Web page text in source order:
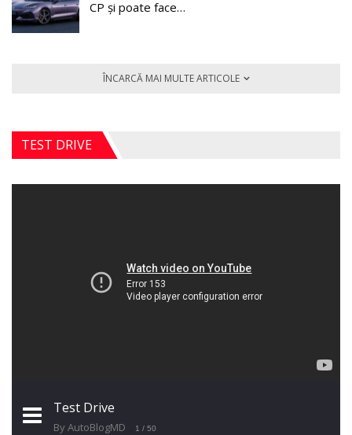
CP și poate face…
ÎNCARCĂ MAI MULTE ARTICOLE
TEST DRIVE
Test Drive
By AutoBlogMD 1 / 50